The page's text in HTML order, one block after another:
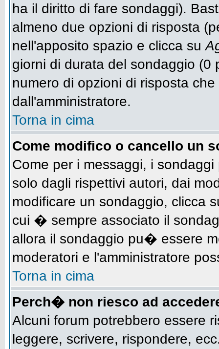
ha il diritto di fare sondaggi).
almeno due opzioni di risposta
nell'apposito spazio e clicca su
giorni di durata del sondaggio
numero di opzioni di risposta
dall'amministratore.
Torna in cima
Come modifico o cancello un
Come per i messaggi, i
solo dagli rispettivi autori, dai
modificare un sondaggio, clicca
cui � sempre associato il
allora il sondaggio pu� essere
moderatori e l'amministratore
Torna in cima
Perch� non riesco ad
Alcuni forum potrebbero essere
leggere, scrivere, rispondere,